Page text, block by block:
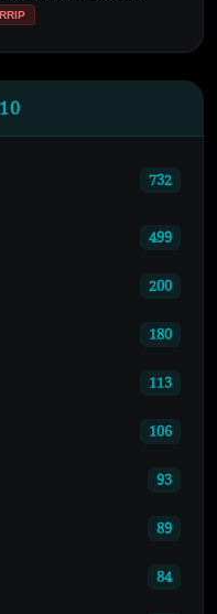
732
499
200
180
113
106
93
89
84